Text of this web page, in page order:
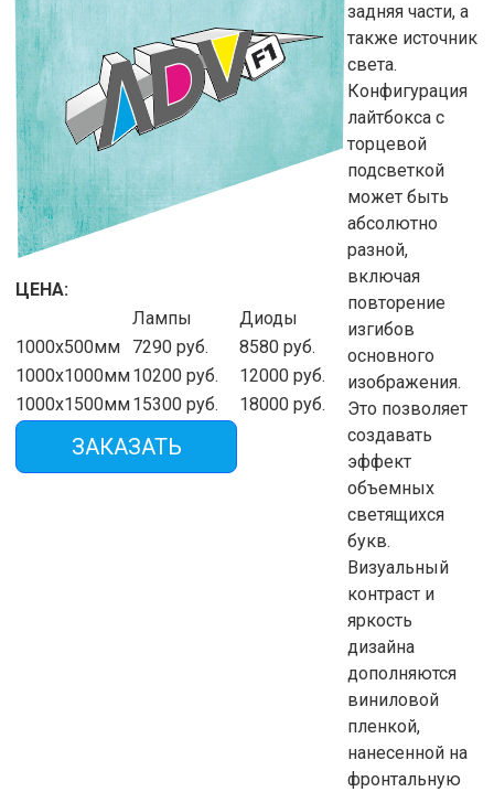
ЦЕНА:
Лампы
Диоды
1000х500мм
7290 руб.
8580 руб.
1000х1000мм10200 руб.
12000 руб.
1000х1500мм15300 руб. 18000 руб.
ЗАКАЗАТЬ
задняя части, а
также источник
света.
Конфигурация
лайтбокса с
торцевой
подсветкой
может быть
абсолютно
разной,
включая
повторение
изгибов
основного
изображения.
Это позволяет
создавать
эффект
объемных
светящихся
букв.
Визуальный
контраст и
яркость
дизайна
дополняются
виниловой
пленкой,
нанесенной на
фронтальную